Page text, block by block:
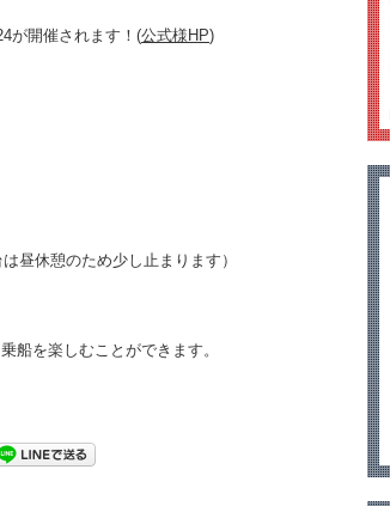
が開催されます！(公式様HP)
昼休憩のため少し止まります）
船を楽しむことができます。